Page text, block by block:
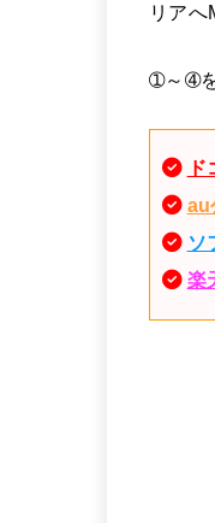
リアへ
➀～➃
au
ソ
楽